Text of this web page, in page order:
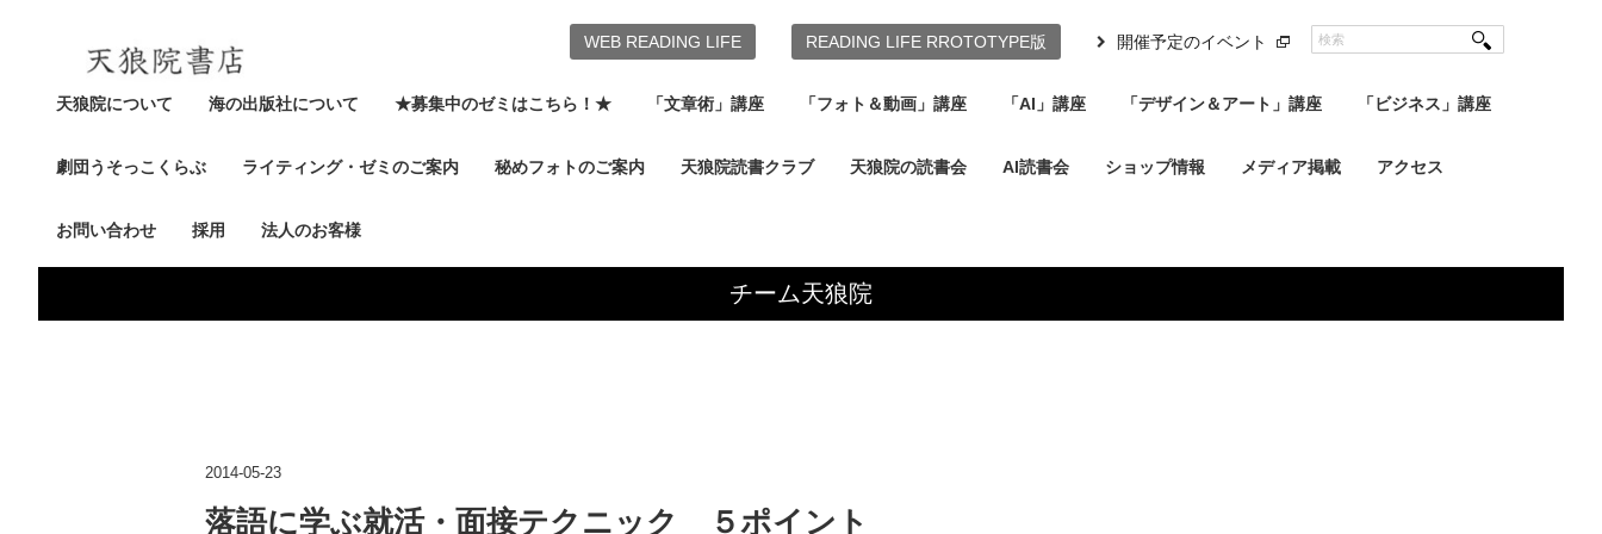
天狼院について 海の出版社について ★募集中のゼミはこちら！★ 「文章術」講座 「フォト＆動画」講座 「AI」講座 「デザイン＆アート」講座 「ビジネス」講座
劇団うそっこくらぶ ライティング・ゼミのご案内 秘めフォトのご案内 天狼院読書クラブ 天狼院の読書会 AI読書会 ショップ情報 メディア掲載 アクセス
お問い合わせ 採用 法人のお客様
WEB READING LIFE READING LIFE RROTOTYPE版 開催予定のイベント
チーム天狼院
2014-05-23
落語に学ぶ就活・面接テクニック ５ポイント